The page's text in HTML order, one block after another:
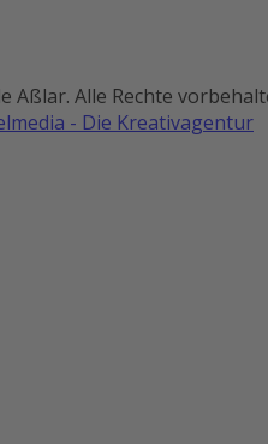
Aßlar. Alle Rechte
- Die Kreativagentur